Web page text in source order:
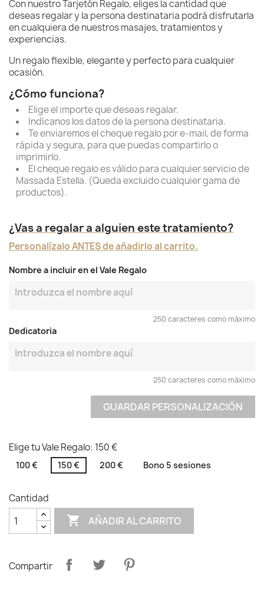
Con nuestro Tarjetón Regalo, eliges la cantidad que
deseas regalar y la persona destinataria podrá disfrutarla
en cualquiera de nuestros masajes, tratamientos y
experiencias.
Un regalo flexible, elegante y perfecto para cualquier
ocasión.
¿Cómo funciona?
Elige el importe que deseas regalar.
Indícanos los datos de la persona destinataria.
Te enviaremos el cheque regalo por e-mail, de forma
rápida y segura, para que puedas compartirlo o
imprimirlo.
El cheque regalo es válido para cualquier servicio de
Massada Estella. (Queda excluido cualquier gama de
productos).
¿Vas a regalar a alguien este tratamiento?
Personalízalo ANTES de añadirlo al carrito.
Nombre a incluir en el Vale Regalo
250 caracteres como máximo
Dedicatoria
250 caracteres como máximo
GUARDAR PERSONALIZACIÓN
Elige tu Vale Regalo: 150 €
100 € 150 € 200 € Bono 5 sesiones
Cantidad
 AÑADIR AL CARRITO
Compartir